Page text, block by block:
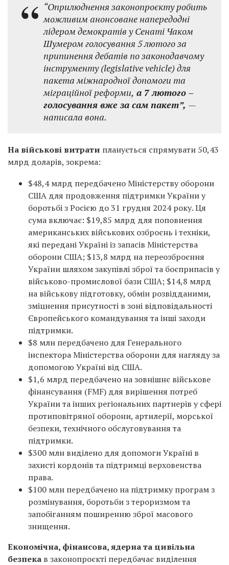
“Оприлюднення законопроєкту робить
можливим анонсоване напередодні
лідером демократів у Сенаті Чаком
Шумером голосування 5 лютого за
припинення дебатів по законодавчому
інструменту (legislative vehicle) для
пакета міжнародної допомоги та
міграційної реформи, а 7 лютого –
голосування вже за сам пакет”, —
написала вона.
На військові витрати планується спрямувати 50,43
млрд доларів, зокрема:
$48,4 млрд передбачено Міністерству оборони
США для продовження підтримки України у
боротьбі з Росією до 31 грудня 2024 року. Ця
сума включає: $19,85 млрд для поповнення
американських військових озброєнь і техніки,
які передані Україні із запасів Міністерства
оборони США; $13,8 млрд на переозброєння
України шляхом закупівлі зброї та боєприпасів у
військово-промислової бази США; $14,8 млрд
на військову підготовку, обмін розвідданими,
зміцнення присутності в зоні відповідальності
Європейського командування та інші заходи
підтримки.
$8 млн передбачено для Генерального
інспектора Міністерства оборони для нагляду за
допомогою Україні від США.
$1,6 млрд передбачено на зовнішнє військове
фінансування (FMF) для вирішення потреб
України та інших регіональних партнерів у сфері
протиповітряної оборони, артилерії, морської
безпеки, технічного обслуговування та
підтримки.
$300 млн виділено для допомоги Україні в
захисті кордонів та підтримці верховенства
права.
$100 млн передбачено на підтримку програм з
розмінування, боротьби з тероризмом та
запобіганням поширенню зброї масового
знищення.
Економічна, фінансова, ядерна та цивільна
безпека в законопроєкті передбачає виділення